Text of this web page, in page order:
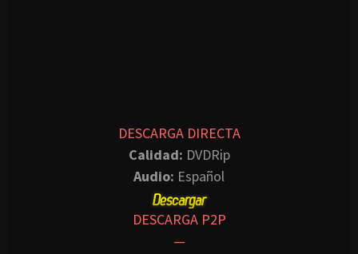
DESCARGA DIRECTA
Calidad: DVDRip
Audio: Español
DESCARGA P2P
—